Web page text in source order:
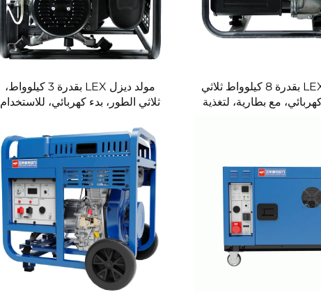
مولد ديزل LEX بقدرة 8 كيلوواط ثلاثي
مع بطارية، لتغذية
مولد ديزل LEX بقدرة 3 كيلوواط،
ثلاثي الطور، بدء كهربائي، للاستخدام
للوقود